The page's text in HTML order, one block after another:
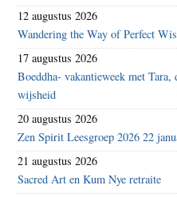
12 augustus 2026
Wandering the Way of Perfect
17 augustus 2026
Boeddha- vakantieweek met
wijsheid
20 augustus 2026
Zen Spirit Leesgroep 2026 22
21 augustus 2026
Sacred Art en Kum Nye retraite